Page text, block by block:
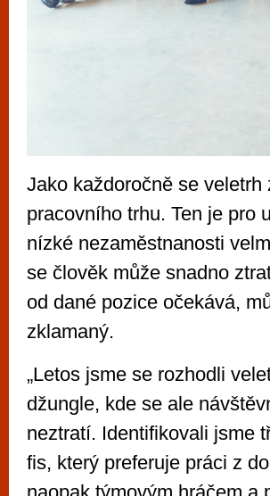
Jako každoročně se
pracovního trhu. Ten je pro
nízké nezaměstnanosti
se člověk může snadno
od dané pozice očekává,
zklamaný.
„Letos jsme se rozhodli
džungle, kde se ale
neztratí. Identifikovali jsme
fis, který preferuje práci z